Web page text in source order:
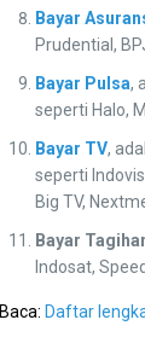
Bayar
Prudential,
Bayar Pulsa,
seperti Halo,
Bayar TV,
seperti
Big TV,
Bayar
Indosat,
Baca: Daftar